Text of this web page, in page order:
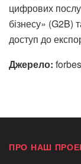
цифрових
бізнесу»
доступ до
Джерело:
ПРО НАШ